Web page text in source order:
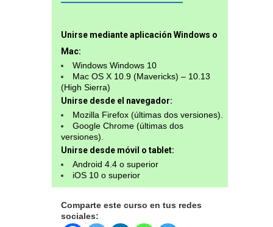
Unirse mediante aplicación Windows o
Mac:
Windows Windows 10
Mac OS X 10.9 (Mavericks) – 10.13
(High Sierra)
Unirse desde el navegador:
Mozilla Firefox (últimas dos versiones).
Google Chrome (últimas dos
versiones).
Unirse desde móvil o tablet:
Android 4.4 o superior
iOS 10 o superior
Comparte este curso en tus redes
sociales: